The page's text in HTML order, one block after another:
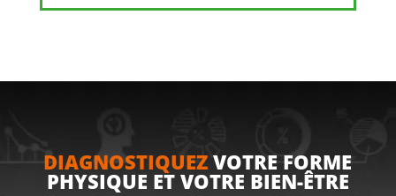
DIAGNOSTIQUEZVOTRE FORME
PHYSIQUE ET VOTRE BIEN-ÊTRE